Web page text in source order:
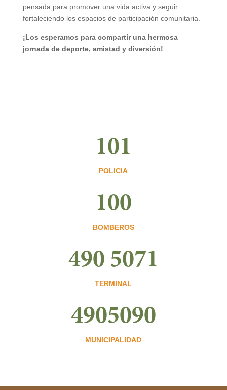
pensada para promover una vida activa y seguir
fortaleciendo los espacios de participación comunitaria.
¡Los esperamos para compartir una hermosa
jornada de deporte, amistad y diversión!
101
POLICIA
100
BOMBEROS
490 5071
TERMINAL
4905090
MUNICIPALIDAD